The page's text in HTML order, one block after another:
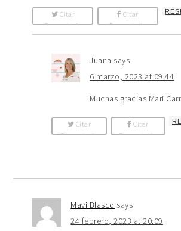
Citar
Comentario
Citar
Comentario
Juana says
6 marzo, 2023 at 09:44
Muchas gracias Mari
Citar
Comentario
Citar
Comentario
Mavi Blasco says
24 febrero, 2023 at 20:09